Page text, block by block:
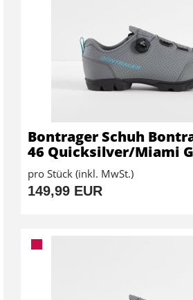
Bontrager Schuh
46 Quicksilver/Miami
pro Stück (inkl. MwSt.)
149,99 EUR